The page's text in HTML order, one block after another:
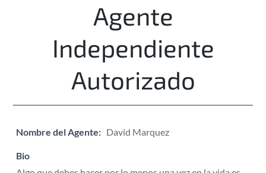
Agente
Independiente
Autorizado
Nombre del Agente: David Marquez
Bio